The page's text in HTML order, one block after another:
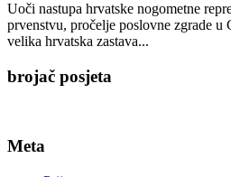
Uoči nastupa hrvatske nogometne
prvenstvu, pročelje poslovne zgrade u
velika hrvatska zastava...
brojač posjeta
Meta